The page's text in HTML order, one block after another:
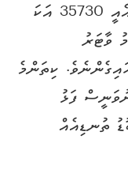
އަދި ފުޅާމިނުގައި 90 މީޓަރު ހުރެއެވެ. އެއީ 35730 އަކަ
ވާޓަރު
ކިތަންމެ
ފަޅު
ތުނޑިއެއް